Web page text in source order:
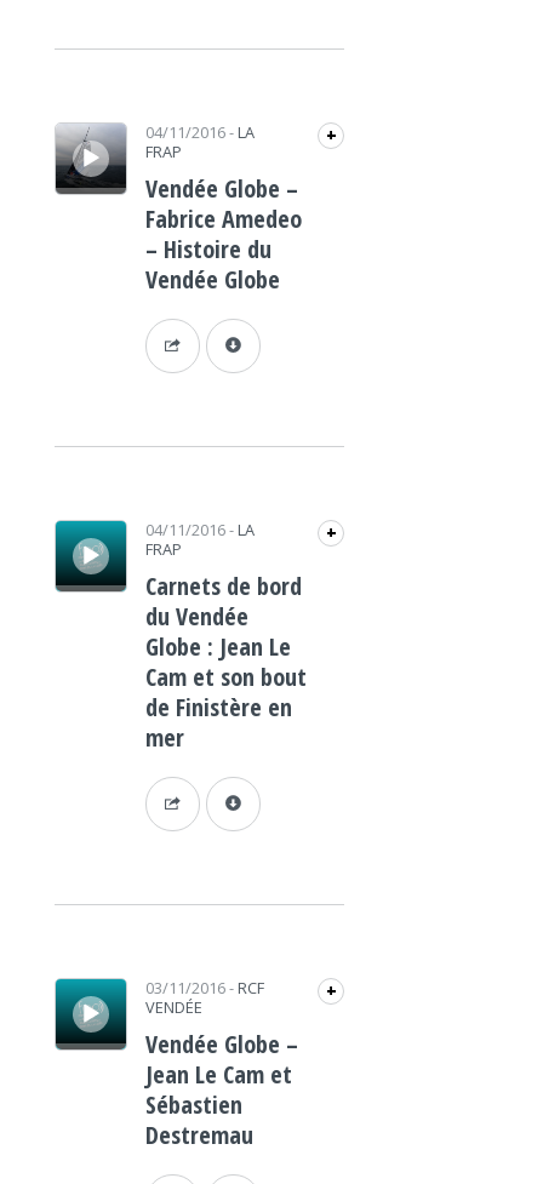
Lecteur audio 04/11/2016- LA
FRAP
+
Vendée Globe –
Fabrice Amedeo
– Histoire du
Vendée Globe
Lecteur audio 04/11/2016- LA
FRAP
+
Carnets de bord
du Vendée
Globe : Jean Le
Cam et son bout
de Finistère en
mer
Lecteur audio 03/11/2016- RCF
VENDÉE
+
Vendée Globe –
Jean Le Cam et
Sébastien
Destremau